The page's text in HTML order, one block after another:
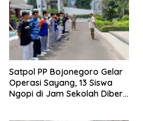
Satpol PP Bojonegoro Gelar
Operasi Sayang, 13 Siswa
Ngopi di Jam Sekolah Diberi